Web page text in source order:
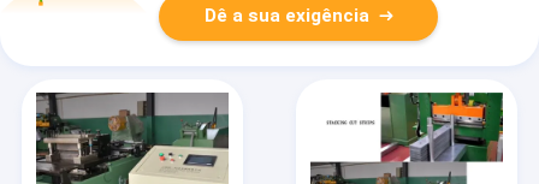
Dê a sua exigência